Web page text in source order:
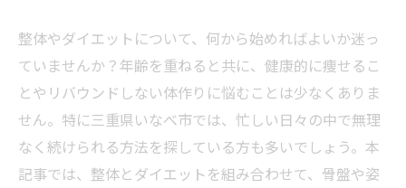
整体やダイエットについて、何から始めればよいか迷っ
ていませんか？年齢を重ねると共に、健康的に痩せるこ
とやリバウンドしない体作りに悩むことは少なくありま
せん。特に三重県いなべ市では、忙しい日々の中で無理
なく続けられる方法を探している方も多いでしょう。本
記事では、整体とダイエットを組み合わせて、骨盤や姿